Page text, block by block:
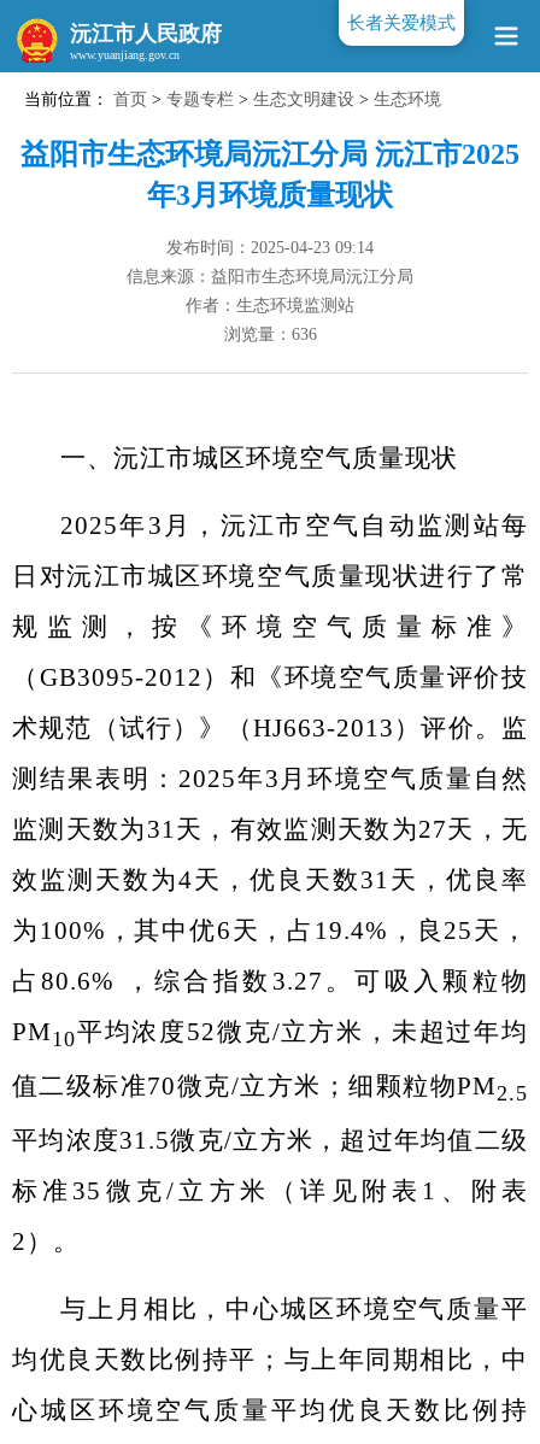
沅江市人民政府
当前位置： 首页 > 专题专栏 > 生态文明建设 > 生态环境
益阳市生态环境局沅江分局 沅江市2025
年3月环境质量现状
发布时间：2025-04-23 09:14
信息来源：益阳市生态环境局沅江分局
作者：生态环境监测站
浏览量： 636
一、沅江市城区环境空气质量现状
2025年 3 月，沅江市空气自动监测站每
日对沅江市城区环境空气质量现状进行了常
规监测，按《环境空气质量标准》
（ GB3095-2012 ）和《环境空气质量评价技
术规范（试行）》（HJ663-2013 ）评价。监
测结果表明： 2025年3 月环境空气质量自然
监测天数为 31 天，有效监测天数为27天，无
效监测天数为4天，优良天数31 天，优良率
为 100% ，其中优6天，占 19.4% ，良 25天，
占80.6% ，综合指数 3.27 。可吸入颗粒物
PM10平均浓度52微克/立方米，未超过年均
值二级标准70微克/立方米；细颗粒物PM2.5
平均浓度31.5微克/立方米，超过年均值二级
标准 35 微克/ 立方米（详见附表 1 、附表
2 ）。
与上月相比，中心城区环境空气质量平
均优良天数比例持平；与上年同期相比，中
心城区环境空气质量平均优良天数比例持
长者关爱模式